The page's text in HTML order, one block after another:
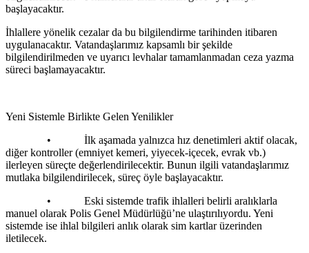
başlayacaktır.
İhlallere yönelik cezalar da bu bilgilendirme tarihinden itibaren
uygulanacaktır. Vatandaşlarımız kapsamlı bir şekilde
bilgilendirilmeden ve uyarıcı levhalar tamamlanmadan ceza yazma
süreci başlamayacaktır.
Yeni Sistemle Birlikte Gelen Yenilikler
• İlk aşamada yalnızca hız denetimleri aktif olacak,
diğer kontroller (emniyet kemeri, yiyecek-içecek, evrak vb.)
ilerleyen süreçte değerlendirilecektir. Bunun ilgili vatandaşlarımız
mutlaka bilgilendirilecek, süreç öyle başlayacaktır.
• Eski sistemde trafik ihlalleri belirli aralıklarla
manuel olarak Polis Genel Müdürlüğü’ne ulaştırılıyordu. Yeni
sistemde ise ihlal bilgileri anlık olarak sim kartlar üzerinden
iletilecek.